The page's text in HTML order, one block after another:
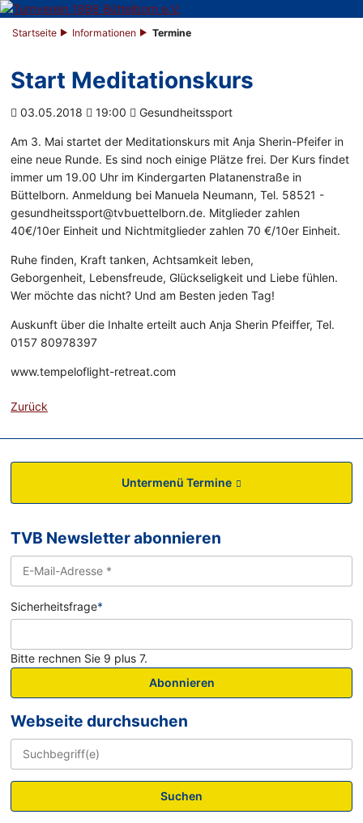
Startseite Informationen Termine
Start Meditationskurs
03.05.2018 19:00 Gesundheitssport
Am 3. Mai startet der Meditationskurs mit Anja Sherin-Pfeifer in
eine neue Runde. Es sind noch einige Plätze frei. Der Kurs findet
immer um 19.00 Uhr im Kindergarten Platanenstraße in
Büttelborn. Anmeldung bei Manuela Neumann, Tel. 58521 -
gesundheitssport@tvbuettelborn.de. Mitglieder zahlen
40€/10er Einheit und Nichtmitglieder zahlen 70 €/10er Einheit.
Ruhe finden, Kraft tanken, Achtsamkeit leben,
Geborgenheit, Lebensfreude, Glückseligkeit und Liebe fühlen.
Wer möchte das nicht? Und am Besten jeden Tag!
Auskunft über die Inhalte erteilt auch Anja Sherin Pfeiffer, Tel.
0157 80978397
www.tempeloflight-retreat.com
Zurück
Untermenü Termine
TVB Newsletter abonnieren
Sicherheitsfrage*
Bitte rechnen Sie 9 plus 7.
Abonnieren
Webseite durchsuchen
Suchen